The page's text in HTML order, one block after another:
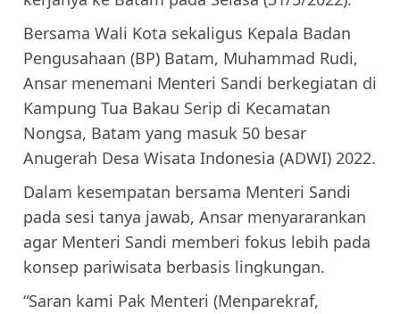
Bersama Wali Kota sekaligus Kepala Badan
Pengusahaan (BP) Batam, Muhammad Rudi,
Ansar menemani Menteri Sandi berkegiatan di
Kampung Tua Bakau Serip di Kecamatan
Nongsa, Batam yang masuk 50 besar
Anugerah Desa Wisata Indonesia (ADWI) 2022.
Dalam kesempatan bersama Menteri Sandi
pada sesi tanya jawab, Ansar menyararankan
agar Menteri Sandi memberi fokus lebih pada
konsep pariwisata berbasis lingkungan.
“Saran kami Pak Menteri (Menparekraf,